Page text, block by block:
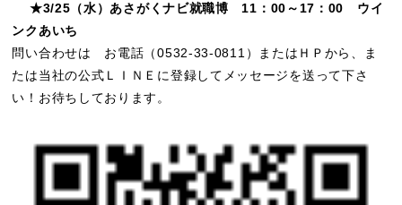
★3/25（水）あさがくナビ就職博 11：00～17：00 ウイ
ンクあいち
問い合わせは お電話（0532-33-0811）またはＨＰから、ま
たは当社の公式ＬＩＮＥに登録してメッセージを送って下さ
い！お待ちしております。